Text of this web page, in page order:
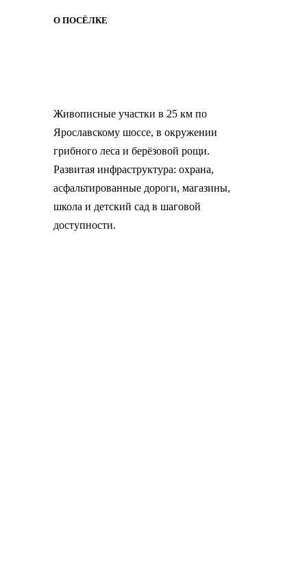
О ПОСЁЛКЕ
Живописные участки в 25 км по
Ярославскому шоссе, в окружении
грибного леса и берёзовой рощи.
Развитая инфраструктура: охрана,
асфальтированные дороги, магазины,
школа и детский сад в шаговой
доступности.